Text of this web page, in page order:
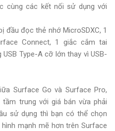
cùng các kết nối sử dụng với
đầu đọc thẻ nhớ MicroSDXC, 1
Connect, 1 giắc cắm tai
Type-A cỡ lớn thay vì USB-
Surface Go và Surface Pro,
trung với giá bán vừa phải
sử dụng thì bạn có thể chọn
mạnh mẽ hơn trên Surface